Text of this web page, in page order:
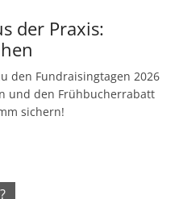
der Praxis:
den Fundraisingtagen 2026
und den Frühbucherrabatt
sichern!